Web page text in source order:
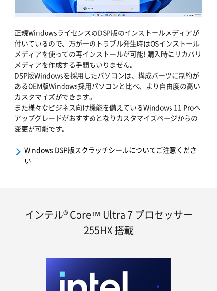
正規WindowsライセンスのDSP版のインストールメディアが
付いているので、万が一のトラブル発生時はOSインストール
メディアを使っての再インストールが可能! 購入時にリカバリ
メディアを作成する手間もいりません。
DSP版Windowsを採用したパソコンは、構成パーツに制約が
あるOEM版Windows採用パソコンと比べ、より自由度の高い
カスタマイズができます。
また様々なビジネス向け機能を備えているWindows 11 Proへ
アップグレードがおすすめとなりカスタマイズページからの
変更が可能です。
Windows DSP版スクラッチシールについてご注意くださ
い
インテル® Core™ Ultra 7 プロセッサー
255HX 搭載